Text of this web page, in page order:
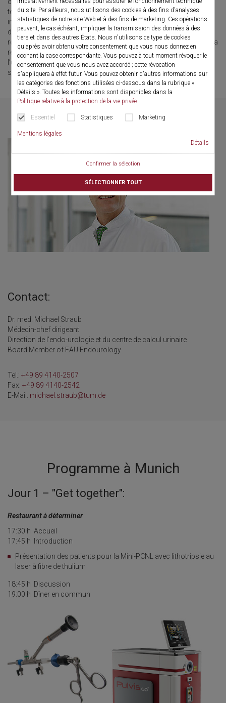
du site. Par ailleurs, nous utilisons des cookies à des fins d'analyses
statistiques de notre site Web et à des fins de marketing. Ces opérations
peuvent, le cas échéant, impliquer la transmission des données à des
tiers et dans des autres États. Nous n'utilisons ce type de cookies
qu'après avoir obtenu votre consentement que vous nous donnez en
cochant la case correspondante. Vous pouvez à tout moment révoquer le
consentement que vous nous avez accordé ; cette révocation
s'appliquera à effet futur. Vous pouvez obtenir d'autres informations sur
les catégories des fonctions utilisées ci-dessous dans la rubrique «
Détails ». Toutes les informations sont disponibles dans la
Politique relative à la protection de la vie privée
Essentiel Statistiques Marketing
Mentions légales
Détails
Confirmer la sélection
SÉLECTIONNER TOUT
technique chirurgicale de la néphrolithotomie percutanée mini-
invasive (Mini-PCNL) et utilise pour cela des instruments de la
dernière génération, spécialement pour le traitement des calculs
rénaux les plus volumineux. Le grand nombre d’interventions qu’il a
réalisées ainsi que sa très grande expérience dans le domaine de
l’urolithiase font du docteur Straub un expert absolu dans ce
secteur.
Contact:
Dr. med. Michael Straub
Médecin-chef dirigeant
Direction de l'endo-urologie et du centre de calcul urinaire
Board Member of EAU Endourology
Tel.: +49 89 4140-2507
Fax: +49 89 4140-2542
E-Mail: michael.straub@tum.de
Programme à Munich
Jour 1 – "Get together":
Restaurant à déterminer
17:30 h Accueil
17:45 h
Introduction
Présentation des patients pour la Mini-PCNL avec lithotripsie au
laser à fibre de thulium
18:45 h Discussion
19:00 h Dîner en commun